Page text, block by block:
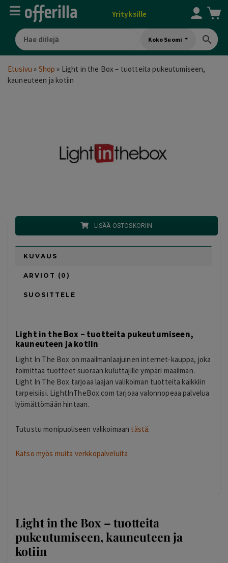
Yrityksille
Koko Suomi
Etusivu » Shop » Light in the Box – tuotteita pukeutumiseen,
kauneuteen ja kotiin
LISÄÄ OSTOSKORIIN
KUVAUS
ARVIOT (0)
SUOSITTELE
Light in the Box – tuotteita pukeutumiseen,
kauneuteen ja kotiin
Light In The Box on maailmanlaajuinen internet-kauppa, joka
toimittaa tuotteet suoraan kuluttajille ympäri maailman.
Light In The Box tarjoaa laajan valikoiman tuotteita kaikkiin
tarpeisiisi. LightInTheBox.com tarjoaa valonnopeaa palvelua
lyömättömään hintaan.
Tutustu monipuoliseen valikoimaan tästä.
Katso myös muita verkkopalveluita
Light in the Box – tuotteita
pukeutumiseen, kauneuteen ja
kotiin